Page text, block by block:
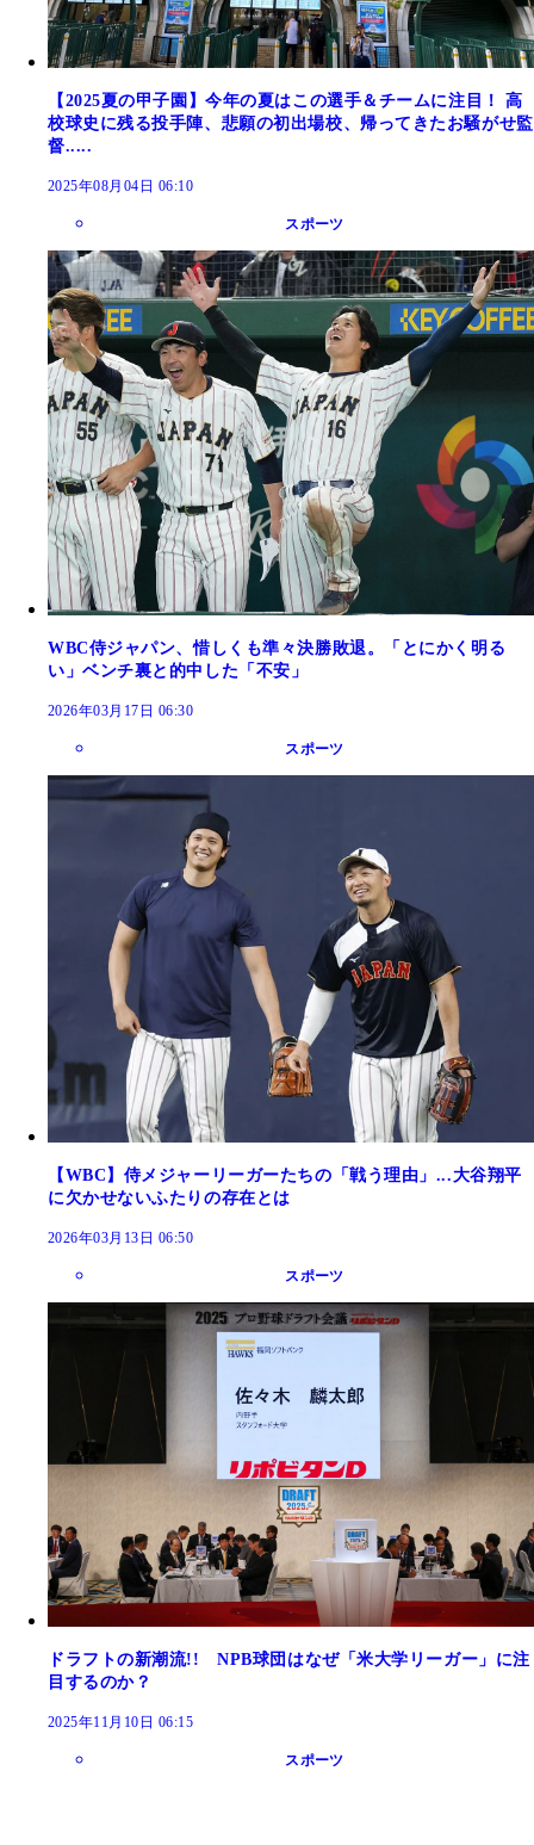
【2025夏の甲子園】今年の夏はこの選手＆チームに注目！ 高
校球史に残る投手陣、悲願の初出場校、帰ってきたお騒がせ監
督.....
2025年08月04日 06:10
スポーツ
WBC侍ジャパン、惜しくも準々決勝敗退。「とにかく明る
い」ベンチ裏と的中した「不安」
2026年03月17日 06:30
スポーツ
【WBC】侍メジャーリーガーたちの「戦う理由」...大谷翔平
に欠かせないふたりの存在とは
2026年03月13日 06:50
スポーツ
ドラフトの新潮流!! NPB球団はなぜ「米大学リーガー」に注
目するのか？
2025年11月10日 06:15
スポーツ